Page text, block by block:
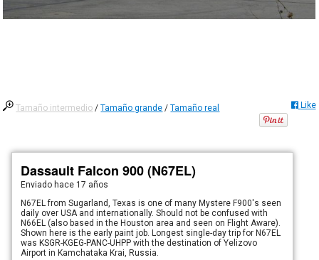
Tamaño intermedio /Tamaño grande /Tamaño real Like
Dassault Falcon 900 (N67EL)
Enviado hace 17 años
N67EL from Sugarland, Texas is one of many Mystere F900's seen
daily over USA and internationally. Should not be confused with
N66EL (also based in the Houston area and seen on Flight Aware).
Shown here is the early paint job. Longest single-day trip for N67EL
was KSGR-KGEG-PANC-UHPP with the destination of Yelizovo
Airport in Kamchataka Krai, Russia.